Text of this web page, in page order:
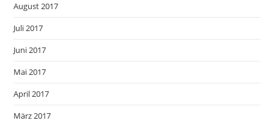
August 2017
Juli 2017
Juni 2017
Mai 2017
April 2017
März 2017